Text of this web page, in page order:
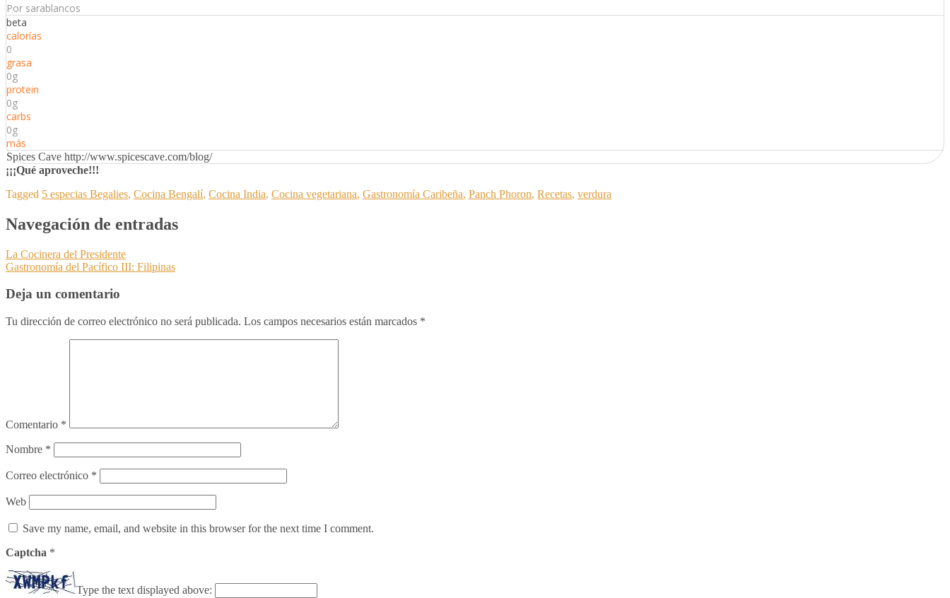
Por sarablancos
beta
calorías
0
grasa
0g
protein
0g
carbs
0g
más
Spices Cave http://www.spicescave.com/blog/
¡¡¡Qué aproveche!!!
Tagged 5 especias Begalies, Cocina Bengalí, Cocina India, Cocina vegetariana, Gastronomía Caribeña, Panch Phoron, Recetas, verdura
Navegación de entradas
La Cocinera del Presidente
Gastronomía del Pacífico III: Filipinas
Deja un comentario
Tu dirección de correo electrónico no será publicada. Los campos necesarios están marcados *
Comentario *
Nombre *
Correo electrónico *
Web
Save my name, email, and website in this browser for the next time I comment.
Captcha *
Type the text displayed above: